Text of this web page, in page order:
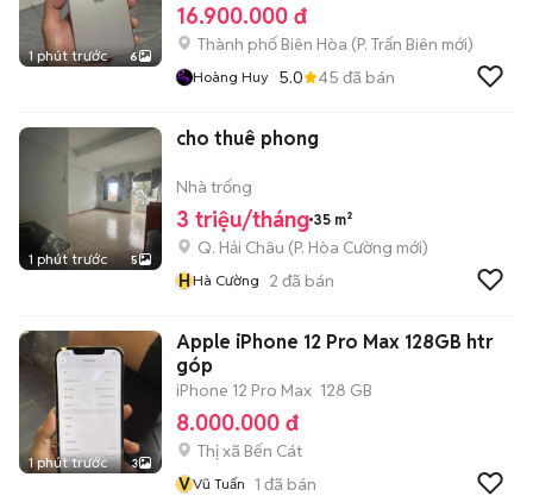
1 phút trước 6
16.900.000 đ
Thành phố Biên Hòa (P. Trấn Biên mới)
Hoàng Huy 5.0 45 đã bán
1 phút trước 5
cho thuê phong
Nhà trống
3 triệu/tháng 35 m²
Q. Hải Châu (P. Hòa Cường mới)
HHà Cường 2 đã bán
1 phút trước 3
Apple iPhone 12 Pro Max 128GB htr
góp
iPhone 12 Pro Max 128 GB
8.000.000 đ
Thị xã Bến Cát
VVũ Tuấn 1 đã bán